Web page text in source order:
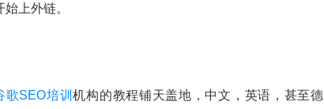
上外链。
歌SEO培训机构的教程铺天盖地，中文，英语，甚至德